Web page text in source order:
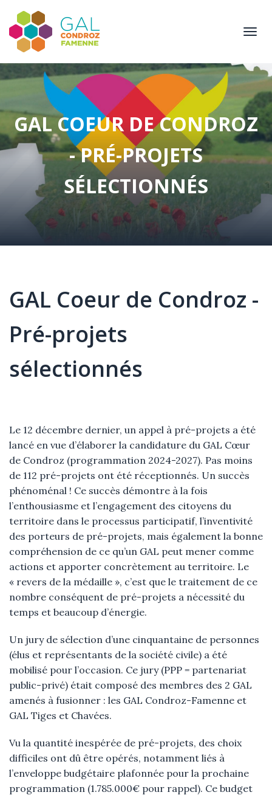
contenu
principal
GAL COEUR DE CONDROZ
- PRÉ-PROJETS
SÉLECTIONNÉS
GAL Coeur de Condroz -
Pré-projets
sélectionnés
Élément
Texte
Le 12 décembre dernier, un appel à pré-projets a été
lancé en vue d’élaborer la candidature du GAL Cœur
de Condroz (programmation 2024-2027). Pas moins
de 112 pré-projets ont été réceptionnés. Un succès
phénoménal ! Ce succès démontre à la fois
l’enthousiasme et l’engagement des citoyens du
territoire dans le processus participatif, l’inventivité
des porteurs de pré-projets, mais également la bonne
compréhension de ce qu’un GAL peut mener comme
actions et apporter concrètement au territoire. Le
« revers de la médaille », c’est que le traitement de ce
nombre conséquent de pré-projets a nécessité du
temps et beaucoup d’énergie.
Un jury de sélection d’une cinquantaine de personnes
(élus et représentants de la société civile) a été
mobilisé pour l’occasion. Ce jury (PPP = partenariat
public-privé) était composé des membres des 2 GAL
amenés à fusionner : les GAL Condroz-Famenne et
GAL Tiges et Chavées.
Vu la quantité inespérée de pré-projets, des choix
difficiles ont dû être opérés, notamment liés à
l’enveloppe budgétaire plafonnée pour la prochaine
programmation (1.785.000€ pour rappel). Ce budget